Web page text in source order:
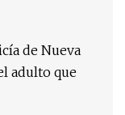
adulto que